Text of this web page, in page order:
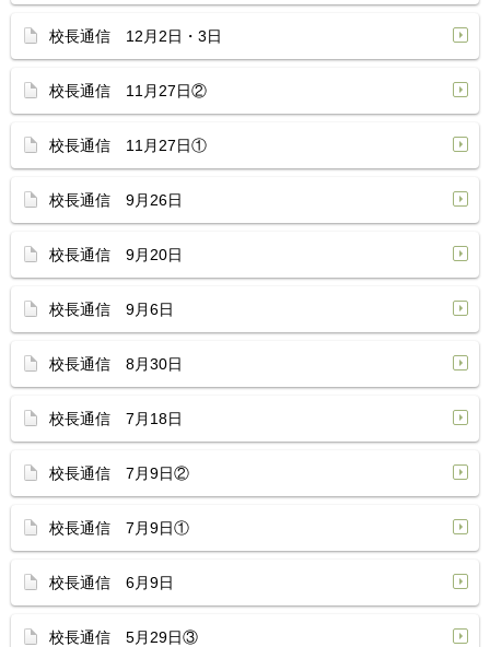
校長通信 12月2日・3日
校長通信 11月27日②
校長通信 11月27日①
校長通信 9月26日
校長通信 9月20日
校長通信 9月6日
校長通信 8月30日
校長通信 7月18日
校長通信 7月9日②
校長通信 7月9日①
校長通信 6月9日
校長通信 5月29日③